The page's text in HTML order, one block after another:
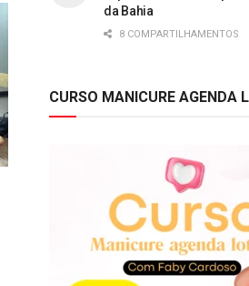
da Bahia
8 COMPARTILHAMENTOS
CURSO MANICURE AGENDA